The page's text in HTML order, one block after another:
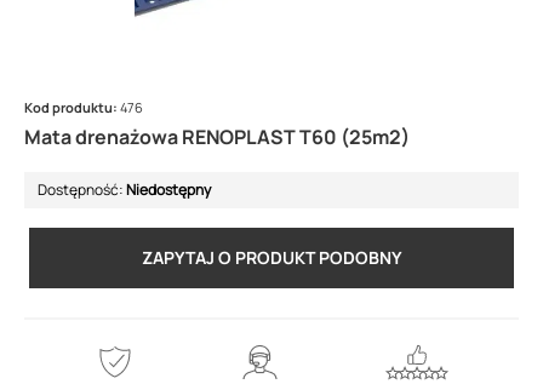
Mata drenażowa RENOPLAST T60 (25m2)
Kod produktu: 476
Dostępność:Niedostępny
ZAPYTAJ O PRODUKT PODOBNY